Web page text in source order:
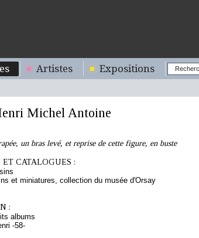
Artistes Expositions
Michel Antoine
un bras levé, et reprise de cette figure, en buste
CATALOGUES :
et miniatures, collection du musée d'Orsay
:
albums
-58-